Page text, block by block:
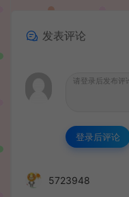
发表评论
登录后评论
5723948